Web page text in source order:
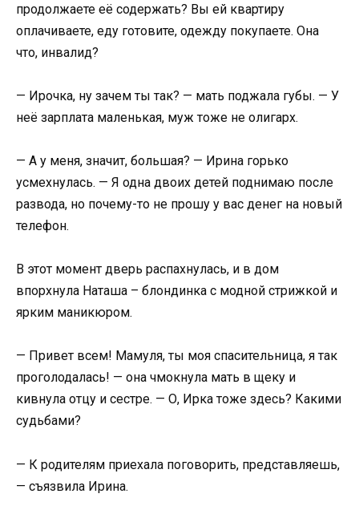
продолжаете её содержать? Вы ей квартиру
оплачиваете, еду готовите, одежду покупаете. Она
что, инвалид?
— Ирочка, ну зачем ты так? — мать поджала губы. — У
неё зарплата маленькая, муж тоже не олигарх.
— А у меня, значит, большая? — Ирина горько
усмехнулась. — Я одна двоих детей поднимаю после
развода, но почему-то не прошу у вас денег на новый
телефон.
В этот момент дверь распахнулась, и в дом
впорхнула Наташа – блондинка с модной стрижкой и
ярким маникюром.
— Привет всем! Мамуля, ты моя спасительница, я так
проголодалась! — она чмокнула мать в щеку и
кивнула отцу и сестре. — О, Ирка тоже здесь? Какими
судьбами?
— К родителям приехала поговорить, представляешь,
— съязвила Ирина.